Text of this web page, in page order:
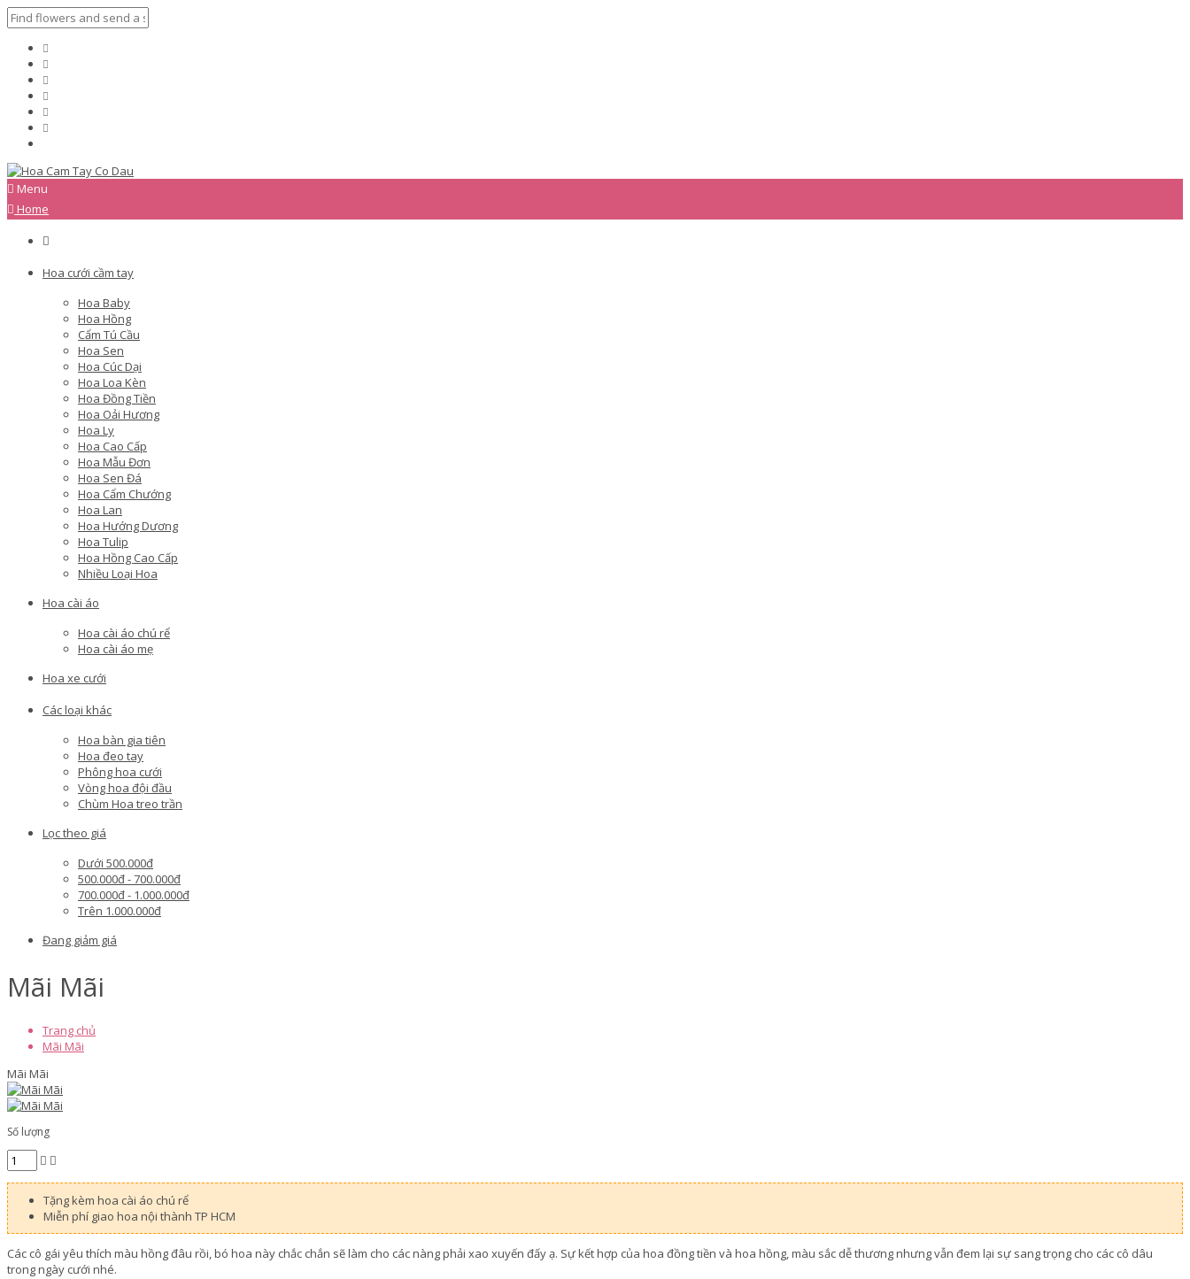
Menu
Home
Hoa cưới cầm tay
Hoa Baby
Hoa Hồng
Cẩm Tú Cầu
Hoa Sen
Hoa Cúc Dại
Hoa Loa Kèn
Hoa Đồng Tiền
Hoa Oải Hương
Hoa Ly
Hoa Cao Cấp
Hoa Mẫu Đơn
Hoa Sen Đá
Hoa Cẩm Chướng
Hoa Lan
Hoa Hướng Dương
Hoa Tulip
Hoa Hồng Cao Cấp
Nhiều Loại Hoa
Hoa cài áo
Hoa cài áo chú rể
Hoa cài áo mẹ
Hoa xe cưới
Các loại khác
Hoa bàn gia tiên
Hoa đeo tay
Phông hoa cưới
Vòng hoa đội đầu
Chùm Hoa treo trần
Lọc theo giá
Dưới 500.000đ
500.000đ - 700.000đ
700.000đ - 1.000.000đ
Trên 1.000.000đ
Đang giảm giá
Mãi Mãi
Trang chủ
Mãi Mãi
Mãi Mãi
Số lượng
Tặng kèm hoa cài áo chú rể
Miễn phí giao hoa nội thành TP HCM
Các cô gái yêu thích màu hồng đâu rồi, bó hoa này chắc chắn sẽ làm cho các nàng phải xao xuyến đấy ạ. Sự kết hợp của hoa đồng tiền và hoa hồng, màu sắc dễ thương nhưng vẫn đem lại sự sang trọng cho các cô dâu
trong ngày cưới nhé.